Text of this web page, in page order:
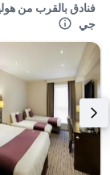
فنادق بالقرب من
جي